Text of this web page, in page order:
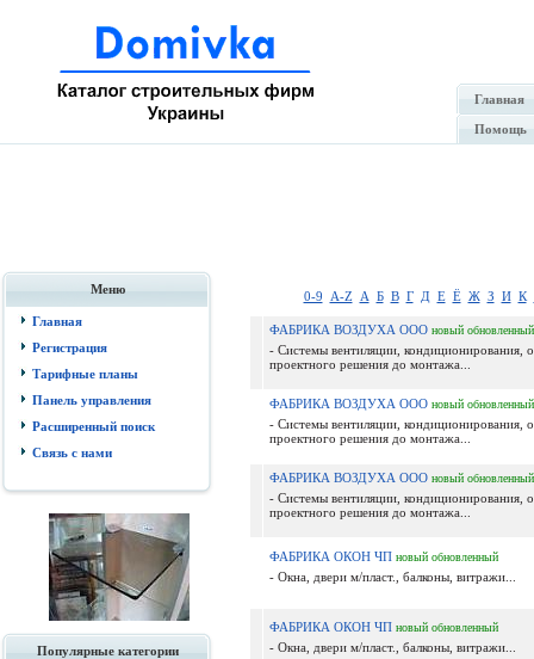
Главная
Помощь
Меню
Главная
Регистрация
Тарифные планы
Панель управления
Расширенный поиск
Связь с нами
Популярные категории
0-9 A-Z А Б В Г Д Е Ё Ж З И К
ФАБРИКА ВОЗДУХА ООО новый обновленный
- Системы вентиляции, кондиционирования,
проектного решения до монтажа...
ФАБРИКА ВОЗДУХА ООО новый обновленный
- Системы вентиляции, кондиционирования,
проектного решения до монтажа...
ФАБРИКА ВОЗДУХА ООО новый обновленный
- Системы вентиляции, кондиционирования,
проектного решения до монтажа...
ФАБРИКА ОКОН ЧП новый обновленный
- Окна, двери м/пласт., балконы, витражи...
ФАБРИКА ОКОН ЧП новый обновленный
- Окна, двери м/пласт., балконы, витражи...